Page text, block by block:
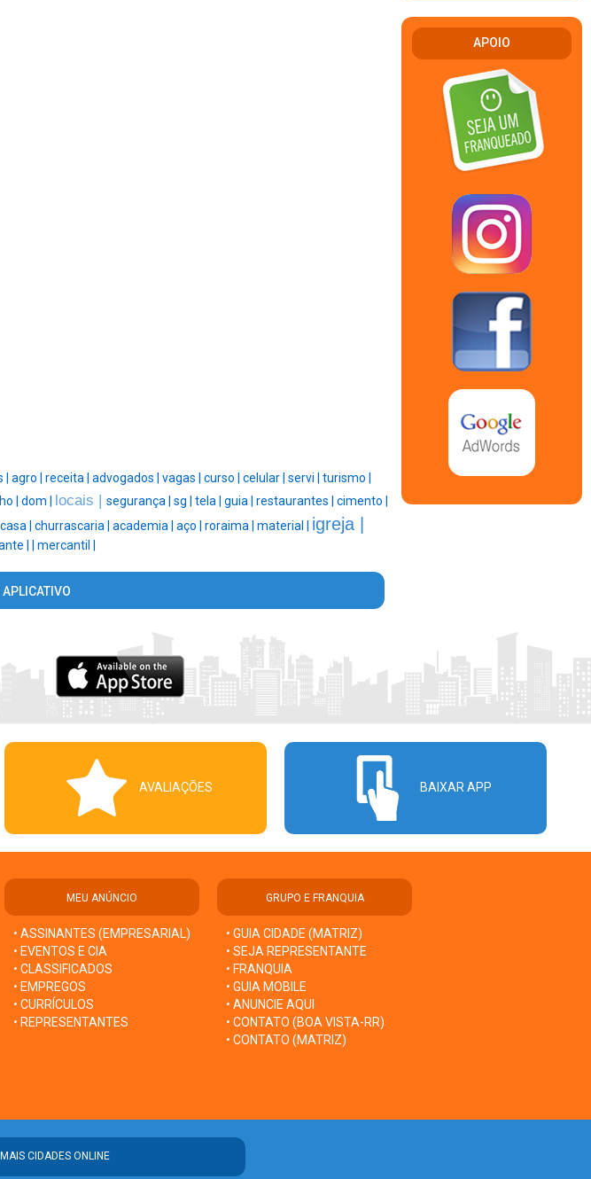
agro | receita | advogados | vagas | curso | celular | servi | turismo |
| dom | locais | segurança | sg | tela | guia | restaurantes | cimento |
casa | churrascaria | academia | aço | roraima | material | igreja |
| mercantil |
APOIO
AVALIAÇÕES BAIXAR APP
MEU ANÚNCIO
• ASSINANTES (EMPRESARIAL)
• EVENTOS E CIA
• CLASSIFICADOS
• EMPREGOS
• CURRÍCULOS
• REPRESENTANTES
GRUPO E FRANQUIA
• GUIA CIDADE (MATRIZ)
• SEJA REPRESENTANTE
• FRANQUIA
• GUIA MOBILE
• ANUNCIE AQUI
• CONTATO (BOA VISTA-RR)
• CONTATO (MATRIZ)
MAIS CIDADES ONLINE